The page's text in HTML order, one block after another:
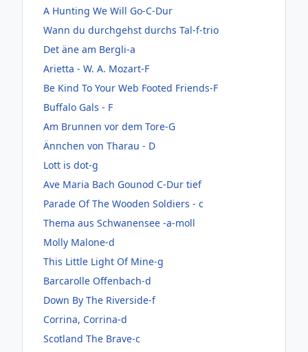
A Hunting We Will Go-C-Dur
Wann du durchgehst durchs Tal-f-trio
Det äne am Bergli-a
Arietta - W. A. Mozart-F
Be Kind To Your Web Footed Friends-F
Buffalo Gals - F
Am Brunnen vor dem Tore-G
Ännchen von Tharau - D
Lott is dot-g
Ave Maria Bach Gounod C-Dur tief
Parade Of The Wooden Soldiers - c
Thema aus Schwanensee -a-moll
Molly Malone-d
This Little Light Of Mine-g
Barcarolle Offenbach-d
Down By The Riverside-f
Corrina, Corrina-d
Scotland The Brave-c